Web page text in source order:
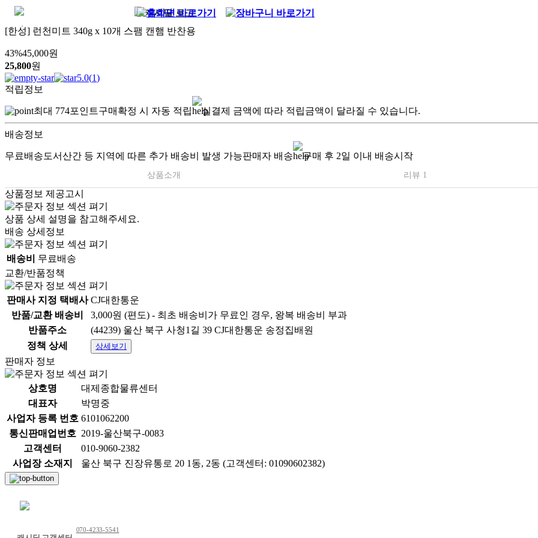
[한성] 런천미트 340g x 10개 스팸 캔햄 반찬용
43%45,000원
25,800원
5.0(1)
적립정보
최대 774포인트구매확정 시 자동 적립 실결제 금액에 따라 적립금액이 달라질 수 있습니다.
배송정보
무료배송도서산간 등 지역에 따른 추가 배송비 발생 가능판매자 배송 구매 후 2일 이내 배송시작
상품소개 리뷰 1
.
상품정보 제공고시
상품 상세 설명을 참고해주세요.
배송 상세정보
배송비
무료배송
교환/반품정책
판매사 지정 택배사 CJ대한통운
반품/교환 배송비
3,000원 (편도) - 최초 배송비가 무료인 경우, 왕복 배송비 부과
반품주소
(44239) 울산 북구 사청1길 39 CJ대한통운 송정집배원
정책 상세
상세보기
판매자 정보
상호명
대제종합물류센터
대표자
박명중
사업자 등록 번호 6101062200
통신판매업번호 2019-울산북구-0083
고객센터
010-9060-2382
사업장 소재지
울산 북구 진장유통로 20 1동, 2동 (고객센터: 01090602382)
070-4233-5541